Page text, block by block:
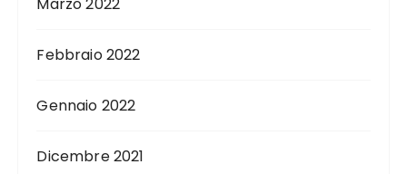
Marzo 2022
Febbraio 2022
Gennaio 2022
Dicembre 2021